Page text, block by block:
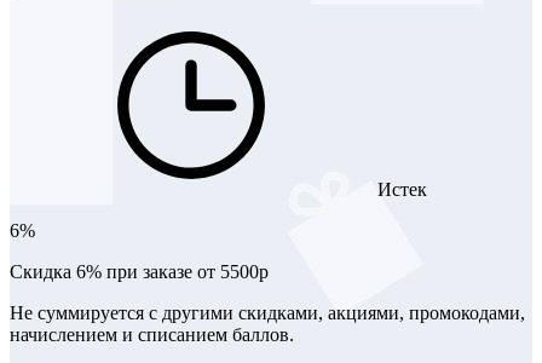
Истек
6%
Скидка 6% при заказе от 5500р
Не суммируется с другими скидками, акциями, промокодами,
начислением и списанием баллов.